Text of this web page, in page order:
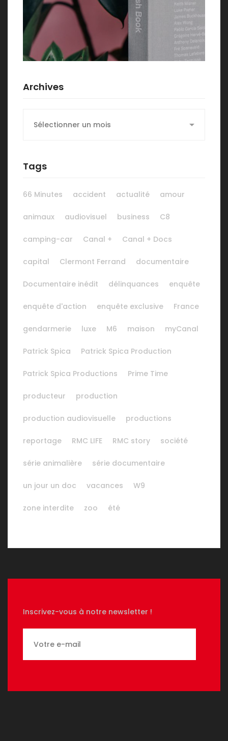
Archives
Tags
66 Minutes accident actualité amour
animaux audiovisuel business C8
camping-car Canal + Canal + Docs
capital Clermont Ferrand documentaire
Documentaire inédit délinquances enquête
enquête d'action enquête exclusive France
gendarmerie luxe M6 maison myCanal
Patrick Spica Patrick Spica Production
Patrick Spica Productions Prime Time
producteur production
production audiovisuelle productions
reportage RMC LIFE RMC story société
série animalière série documentaire
un jour un doc vacances W9
zone interdite zoo été
Inscrivez-vous à notre newsletter !